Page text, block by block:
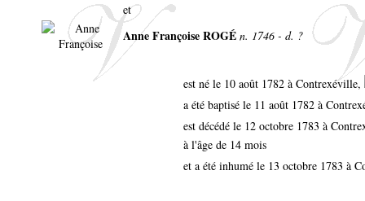
et
Anne Françoise ROGÉ n. 1746 - d. ?
est né le 10 août 1782 à Contrexéville,
a été baptisé le 11 août 1782 à
est décédé le 12 octobre 1783 à
à l'âge de 14 mois
et a été inhumé le 13 octobre 1783 à